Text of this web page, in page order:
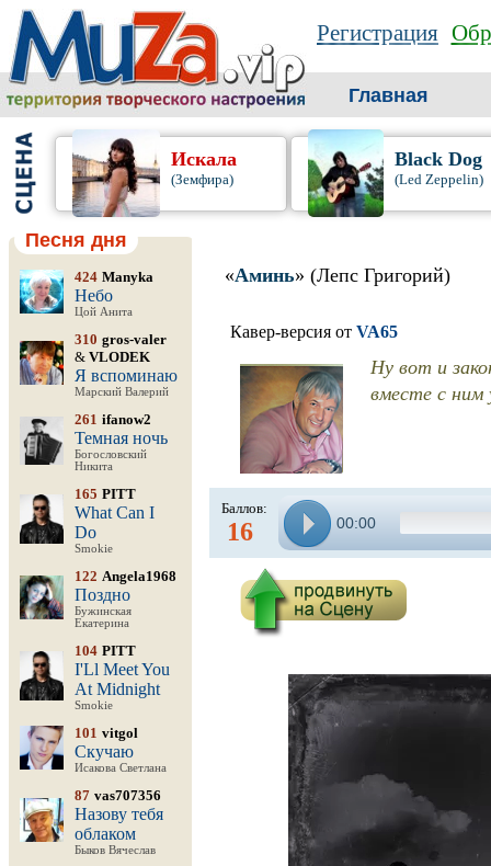
Регистрация
Главная
Искала
(Земфира)
Black Dog
(Led Zeppelin)
Песня дня
424 Manyka
Небо
Цой Анита
310 gros-valer
& VLODEK
Я вспоминаю
Марский Валерий
261 ifanow2
Темная ночь
Богословский
Никита
165 PITT
What Can I
Do
Smokie
122 Angela1968
Поздно
Бужинская
Екатерина
104 PITT
I'Ll Meet You
At Midnight
Smokie
101 vitgol
Скучаю
Исакова Светлана
87 vas707356
Назову тебя
облаком
Быков Вячеслав
«Аминь» (Лепс Григорий)
Кавер-версия от VA65
Ну вот и
вместе с ним
Баллов:
16 00:00